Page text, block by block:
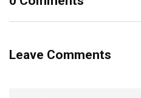
Leave Comments